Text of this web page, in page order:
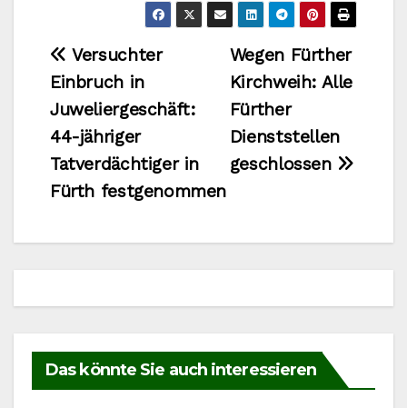
Beitragsnavigation
Wegen Fürther
Kirchweih: Alle
Fürther
Dienststellen
geschlossen
Versuchter
Einbruch in
Juweliergeschäft:
44-jähriger
Tatverdächtiger in
Fürth festgenommen
Das könnte Sie auch interessieren